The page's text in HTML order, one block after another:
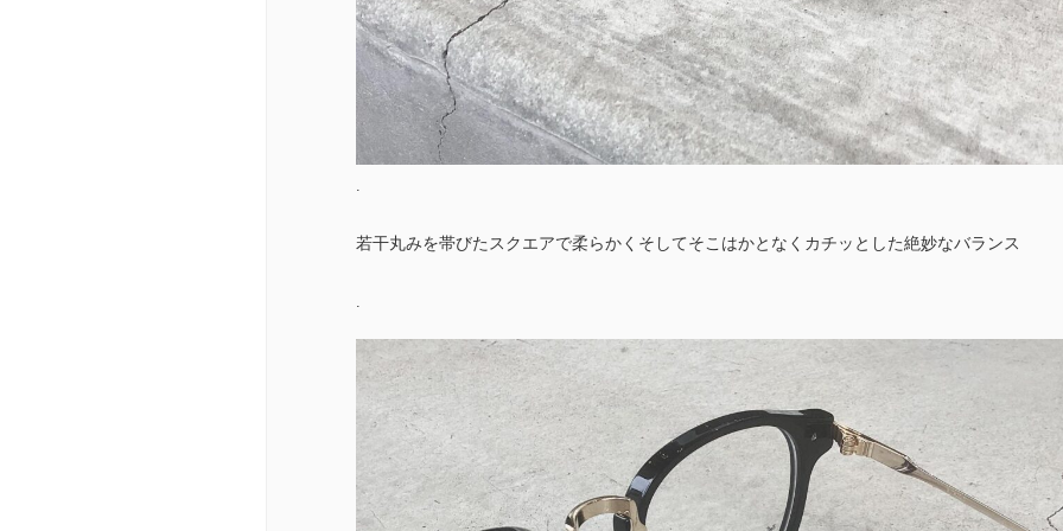
.
若干丸みを帯びたスクエアで柔らかくそしてそこはかとなくカチッとした絶妙なバランス
.